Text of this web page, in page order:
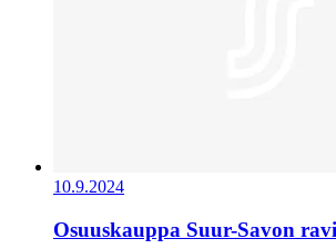
10.9.2024
Osuuskauppa Suur-Savon